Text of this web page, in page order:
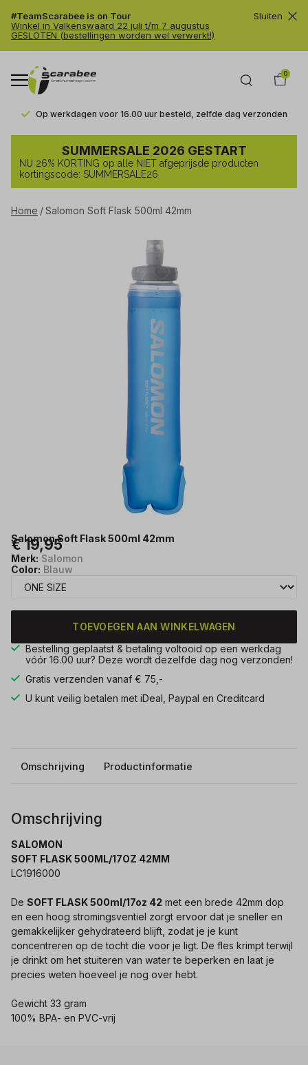
#TeamScarabee is on Tour
Winkel in Valkenswaard 22 juli t/m 7 augustus
GESLOTEN (bestellingen worden wel verwerkt!)
Sluiten
0
Op werkdagen voor 16.00 uur besteld, zelfde dag verzonden
Salomon
Soft
Flask
42mm
SUMMERSALE 2026 GESTART
NU 26% KORTING op alle NIET afgeprijsde producten
kortingscode: SUMMERSALE26
Home Salomon Soft Flask 500ml 42mm
Salomon Soft Flask 500ml 42mm
€ 19,95
Merk: Salomon
Color: Blauw
TOEVOEGEN AAN WINKELWAGEN
Bestelling geplaatst & betaling voltooid op een werkdag
vóór 16.00 uur? Deze wordt dezelfde dag nog verzonden!
Gratis verzenden vanaf € 75,-
U kunt veilig betalen met iDeal, Paypal en Creditcard
Omschrijving Productinformatie
Omschrijving
SALOMON
SOFT FLASK 500ML/17OZ 42MM
LC1916000
De SOFT FLASK 500ml/17oz 42 met een brede 42mm dop
en een hoog stromingsventiel zorgt ervoor dat je sneller en
gemakkelijker gehydrateerd blijft, zodat je je kunt
concentreren op de tocht die voor je ligt. De fles krimpt terwijl
je drinkt om het stuiteren van water te beperken en laat je
precies weten hoeveel je nog over hebt.
Gewicht 33 gram
100% BPA- en PVC-vrij